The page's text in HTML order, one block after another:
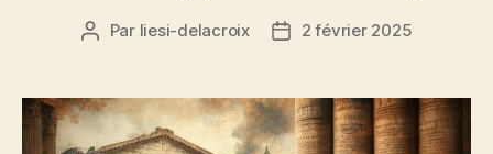
Auteur
Par liesi-delacroix
Date2 février 2025